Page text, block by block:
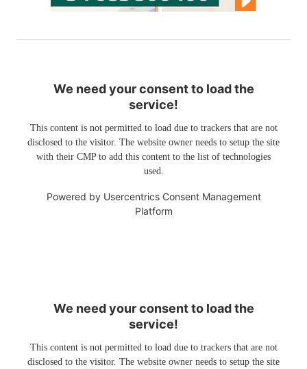
We need your consent to load the
service!
This content is not permitted to load due to trackers that are not
disclosed to the visitor. The website owner needs to setup the site
with their CMP to add this content to the list of technologies
used.
Powered by Usercentrics Consent Management
Platform
We need your consent to load the
service!
This content is not permitted to load due to trackers that are not
disclosed to the visitor. The website owner needs to setup the site